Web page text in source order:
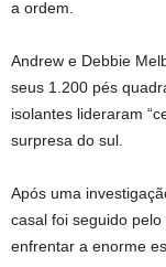
a ordem.
Andrew e Debbie
seus 1.200 pés
isolantes lideraram
surpresa do sul.
Após uma
casal foi seguido
enfrentar a enorme